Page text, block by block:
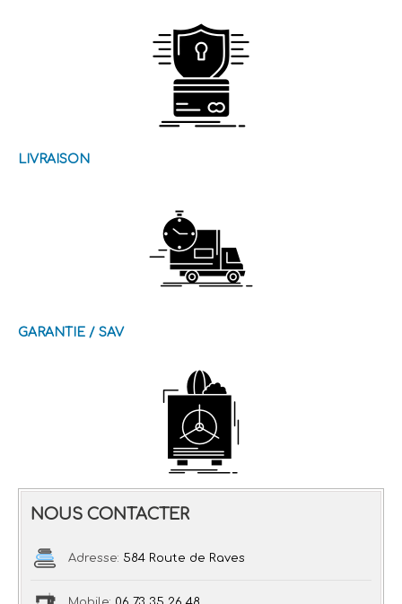
LIVRAISON
GARANTIE / SAV
NOUS CONTACTER
Adresse: 584 Route de Raves